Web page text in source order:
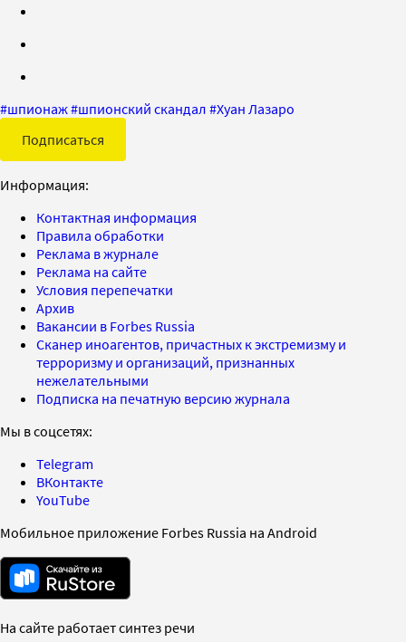
#шпионаж#шпионский скандал #Хуан Лазаро
Подписаться
Информация:
Контактная информация
Правила обработки
Реклама в журнале
Реклама на сайте
Условия перепечатки
Архив
Вакансии в Forbes Russia
Сканер иноагентов, причастных к экстремизму и
терроризму и организаций, признанных
нежелательными
Подписка на печатную версию журнала
Мы в соцсетях:
Telegram
ВКонтакте
YouTube
Мобильное приложение Forbes Russia на Android
На сайте работает синтез речи